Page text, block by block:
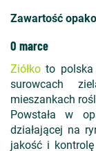
Zawartość
O marce
Ziółko to polska
surowcach
mieszankach
Powstała w
działającej na
jakość i